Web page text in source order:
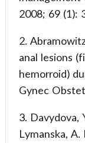
2008; 69 (1):
2.
anal lesions
hemorroid)
Gynec
3. Davydova,
Lymanska, A.